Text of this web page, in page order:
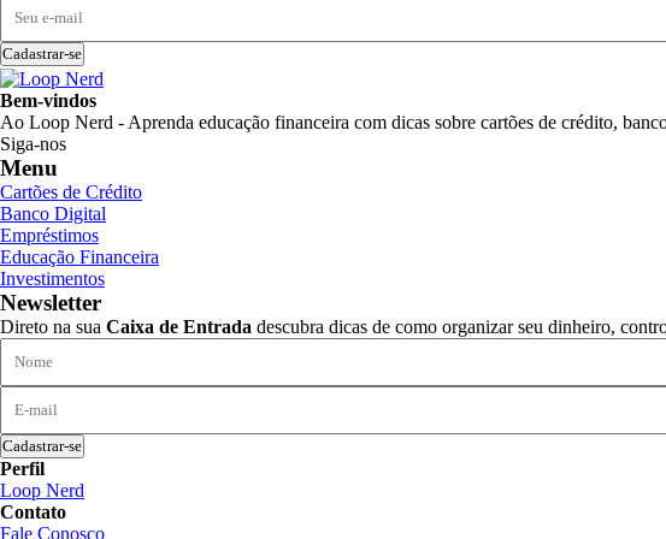
Cadastrar-se
Bem-vindos
Ao Loop Nerd - Aprenda educação financeira com dicas sobre cartões de crédito,
Siga-nos
Menu
Cartões de Crédito
Banco Digital
Empréstimos
Educação Financeira
Investimentos
Newsletter
Direto na sua Caixa de Entrada descubra dicas de como organizar seu dinheiro,
Cadastrar-se
Perfil
Loop Nerd
Contato
Fale Conosco